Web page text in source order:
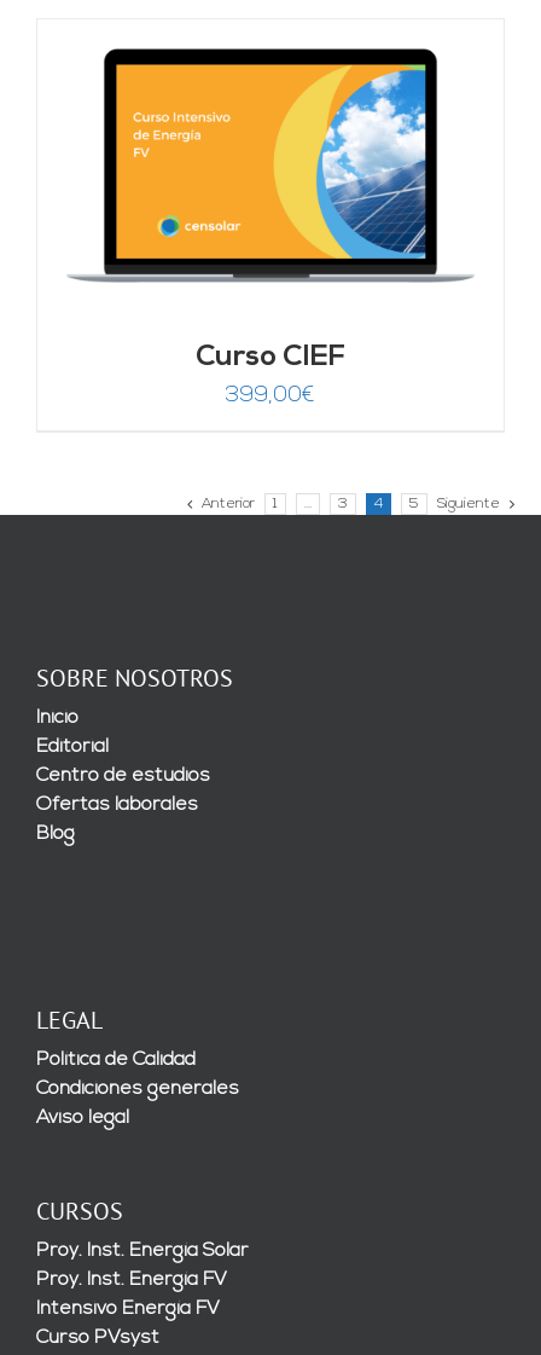
Curso CIEF
399,00€
Anterior 1 … 3 4 5 Siguiente
SOBRE NOSOTROS
Inicio
Editorial
Centro de estudios
Ofertas laborales
Blog
LEGAL
Política de Calidad
Condiciones generales
Aviso legal
CURSOS
Proy. Inst. Energía Solar
Proy. Inst. Energía FV
Intensivo Energía FV
Curso PVsyst